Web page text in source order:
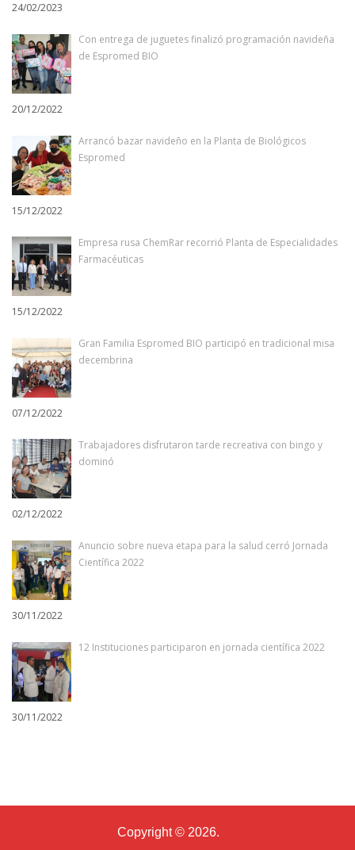
24/02/2023
Con entrega de juguetes finalizó programación navideña
de Espromed BIO
20/12/2022
Arrancó bazar navideño en la Planta de Biológicos
Espromed
15/12/2022
Empresa rusa ChemRar recorrió Planta de Especialidades
Farmacéuticas
15/12/2022
Gran Familia Espromed BIO participó en tradicional misa
decembrina
07/12/2022
Trabajadores disfrutaron tarde recreativa con bingo y
dominó
02/12/2022
Anuncio sobre nueva etapa para la salud cerró Jornada
Científica 2022
30/11/2022
12 Instituciones participaron en jornada científica 2022
30/11/2022
Copyright © 2026.